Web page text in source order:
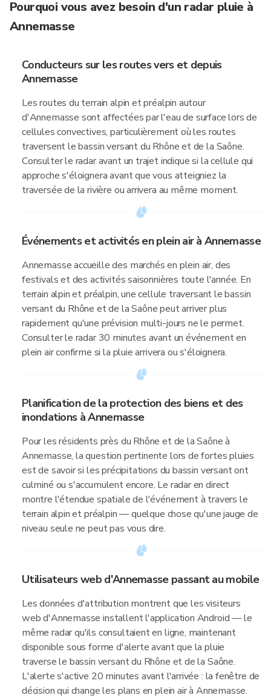
Pourquoi vous avez besoin d'un radar pluie à
Annemasse
Conducteurs sur les routes vers et depuis
Annemasse
Les routes du terrain alpin et préalpin autour
d'Annemasse sont affectées par l'eau de surface lors de
cellules convectives, particulièrement où les routes
traversent le bassin versant du Rhône et de la Saône.
Consulter le radar avant un trajet indique si la cellule qui
approche s'éloignera avant que vous atteigniez la
traversée de la rivière ou arrivera au même moment.
Événements et activités en plein air à Annemasse
Annemasse accueille des marchés en plein air, des
festivals et des activités saisonnières toute l'année. En
terrain alpin et préalpin, une cellule traversant le bassin
versant du Rhône et de la Saône peut arriver plus
rapidement qu'une prévision multi-jours ne le permet.
Consulter le radar 30 minutes avant un événement en
plein air confirme si la pluie arrivera ou s'éloignera.
Planification de la protection des biens et des
inondations à Annemasse
Pour les résidents près du Rhône et de la Saône à
Annemasse, la question pertinente lors de fortes pluies
est de savoir si les précipitations du bassin versant ont
culminé ou s'accumulent encore. Le radar en direct
montre l'étendue spatiale de l'événement à travers le
terrain alpin et préalpin — quelque chose qu'une jauge de
niveau seule ne peut pas vous dire.
Utilisateurs web d'Annemasse passant au mobile
Les données d'attribution montrent que les visiteurs
web d'Annemasse installent l'application Android — le
même radar qu'ils consultaient en ligne, maintenant
disponible sous forme d'alerte avant que la pluie
traverse le bassin versant du Rhône et de la Saône.
L'alerte s'active 20 minutes avant l'arrivée : la fenêtre de
décision qui change les plans en plein air à Annemasse.